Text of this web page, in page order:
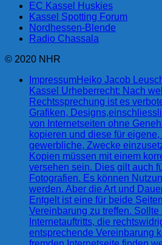
EC Kassel Huskies
Kassel Spotting Forum
Nordhessen-Blende
Radio Chassala
© 2020 NHR
ImpressumHeiko Jacob
Kassel Urheberrecht: Nach
Rechtssprechung ist es
Grafiken,
von Internetseiten ohne
kopieren und diese für
gewerbliche, Zwecke
Kopien müssen mit einem
versehen sein. Dies gilt auch
Fotografien. Es können
werden. Aber die Art und
Entgelt ist eine für beide
Vereinbarung zu treffen.
Internetauftritts, die
entsprechende Vereinbarung